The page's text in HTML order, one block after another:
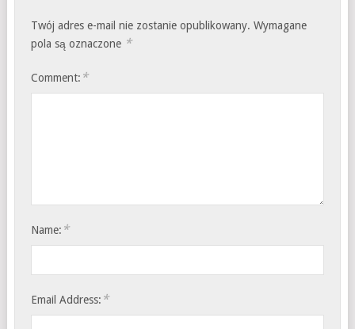
Twój adres e-mail nie zostanie opublikowany. Wymagane
pola są oznaczone *
Comment: *
Name: *
Email Address: *